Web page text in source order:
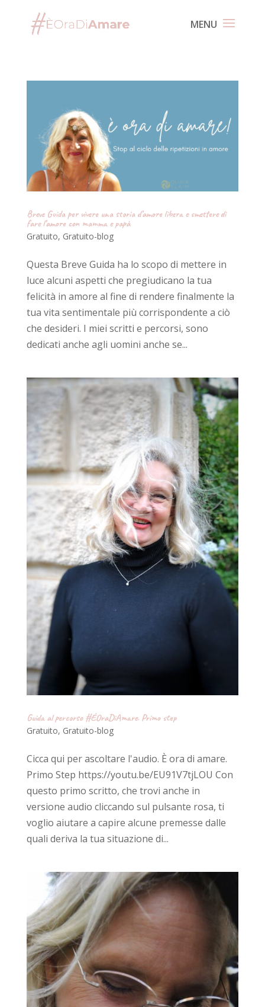
Breve Guida per vivere una storia d’amore libera e smettere di
fare l’amore con mamma e papà
Gratuito, Gratuito-blog
Questa Breve Guida ha lo scopo di mettere in
luce alcuni aspetti che pregiudicano la tua
felicità in amore al fine di rendere finalmente la
tua vita sentimentale più corrispondente a ciò
che desideri. I miei scritti e percorsi, sono
dedicati anche agli uomini anche se...
Guida al percorso #ÉOraDiAmare. Primo step
Gratuito, Gratuito-blog
Cicca qui per ascoltare l'audio. È ora di amare.
Primo Step https://youtu.be/EU91V7tjLOU Con
questo primo scritto, che trovi anche in
versione audio cliccando sul pulsante rosa, ti
voglio aiutare a capire alcune premesse dalle
quali deriva la tua situazione di...